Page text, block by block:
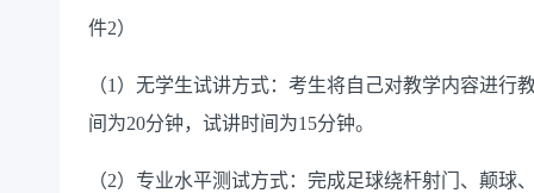
件2）
（1）无学生试讲方式：考生将自己对教学内容进行
间为20分钟，试讲时间为15分钟。
（2） 专业水平测试方式：完成足球绕杆射门、颠球